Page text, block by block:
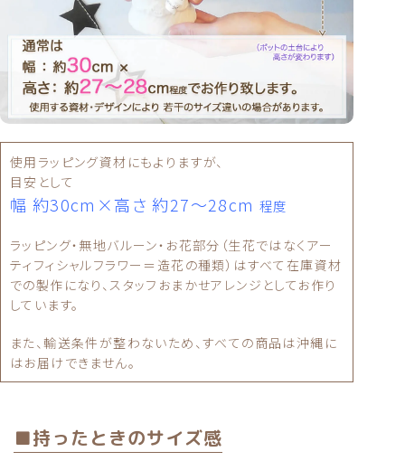
使用ラッピング資材にもよりますが、
目安として
幅 約30cm×高さ 約27〜28cm 程度
ラッピング・無地バルーン・お花部分（生花ではなくアー
ティフィシャルフラワー＝造花の種類）はすべて在庫資材
での製作になり、スタッフおまかせアレンジとしてお作り
しています。
また、輸送条件が整わないため、すべての商品は沖縄に
はお届けできません。
■持ったときのサイズ感